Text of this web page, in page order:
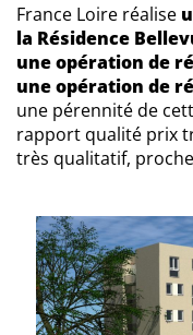
France Loire réalise
la Résidence
une opération de
une opération de
une pérennité de
rapport qualité prix
très qualitatif,